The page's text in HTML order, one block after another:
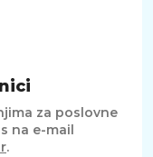
za poslovne
na e-mail
.